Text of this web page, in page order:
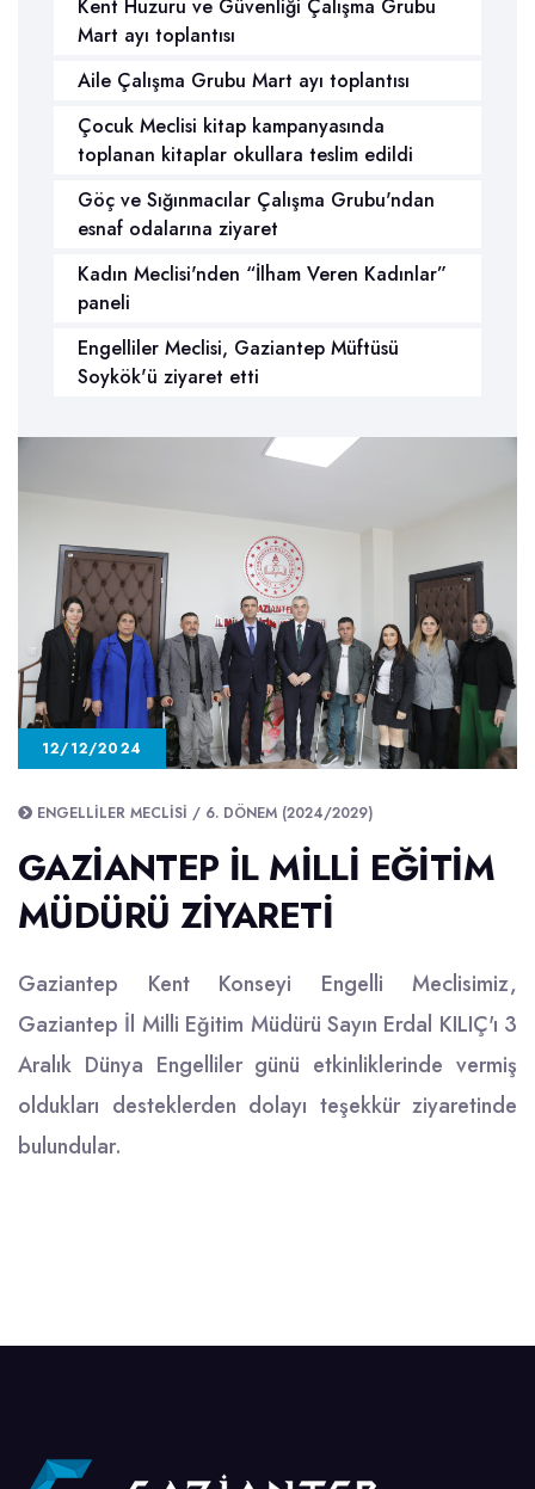
Kent Huzuru ve Güvenliği Çalışma Grubu
Mart ayı toplantısı
Aile Çalışma Grubu Mart ayı toplantısı
Çocuk Meclisi kitap kampanyasında
toplanan kitaplar okullara teslim edildi
Göç ve Sığınmacılar Çalışma Grubu'ndan
esnaf odalarına ziyaret
Kadın Meclisi'nden “İlham Veren Kadınlar”
paneli
Engelliler Meclisi, Gaziantep Müftüsü
Soykök'ü ziyaret etti
12/12/2024
ENGELLILER MECLISI / 6. DÖNEM (2024/2029)
GAZİANTEP İL MİLLİ EĞİTİM
MÜDÜRÜ ZİYARETİ
Gaziantep Kent Konseyi Engelli Meclisimiz,
Gaziantep İl Milli Eğitim Müdürü Sayın Erdal KILIÇ'ı 3
Aralık Dünya Engelliler günü etkinliklerinde vermiş
oldukları desteklerden dolayı teşekkür ziyaretinde
bulundular.